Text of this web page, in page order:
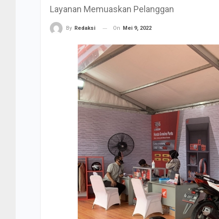
Layanan Memuaskan Pelanggan
By Redaksi On Mei 9, 2022